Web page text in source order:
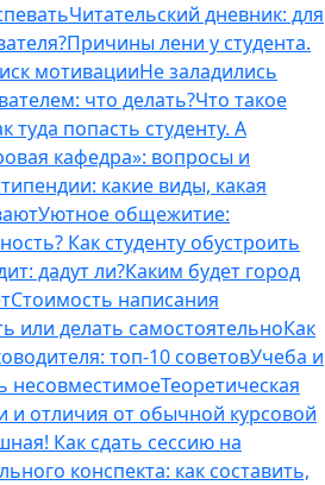
Читательский дневник: для
Причины лени у студента.
мотивацииНе заладились
что делать?Что такое
туда попасть студенту. А
кафедра»: вопросы и
какие виды, какая
Уютное общежитие:
Как студенту обустроить
дадут ли?Каким будет город
Стоимость написания
или делать самостоятельноКак
топ-10 советовУчеба и
несовместимоеТеоретическая
и отличия от обычной курсовой
Как сдать сессию на
конспекта: как составить,